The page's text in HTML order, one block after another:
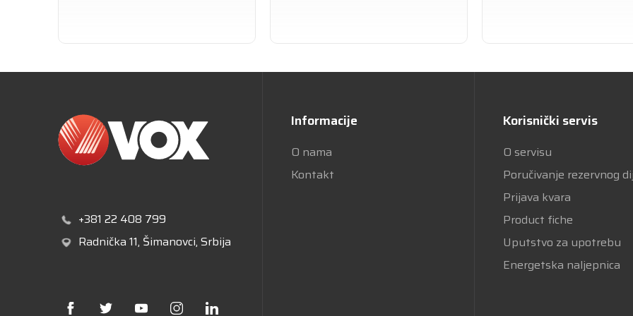
+381 22 408 799
Radnička 11, Šimanovci, Srbija
Informacije
O nama
Kontakt
Korisnički servis
O servisu
Poručivanje rezervnog
Prijava kvara
Product fiche
Uputstvo za upotrebu
Energetska naljepnica